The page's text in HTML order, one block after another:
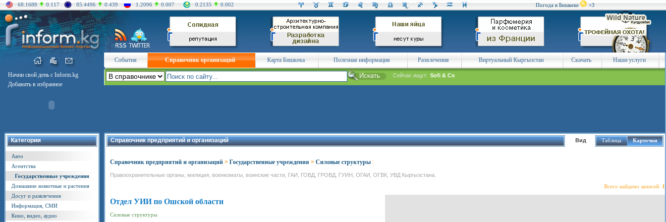
68.1688 0.117 85.4496 0.439 1.2096 0.007 0.2135 0.002 Погода в Бишкеке +3
Начни свой день с Inform.kg
Добавить в избранное
События Справочник организаций Карта Бишкека Полезная информация Развлечения Виртуальный Кыргызстан Скачать Наши услуги
Сейчас ищут: Sofi & Co
Категории
Авто
Агентства
Государственные учреждения
Домашние животные и растения
Досуг и развлечения
Информация, СМИ
Кино, видео, аудио
Справочник предприятий и организаций Вид Таблица Карточки
Справочник предприятий и организаций > Государственные учреждения > Силовые структуры :
Правоохранительные органы, милиция, военкоматы, воинские части, ГАИ, ГОВД, ГРОВД, ГУИН, ОГАИ, ОГВК, УВД Кыргызстана.
Всего найдено записей: 1
Отдел УИИ по Ошской области
Силовые структуры